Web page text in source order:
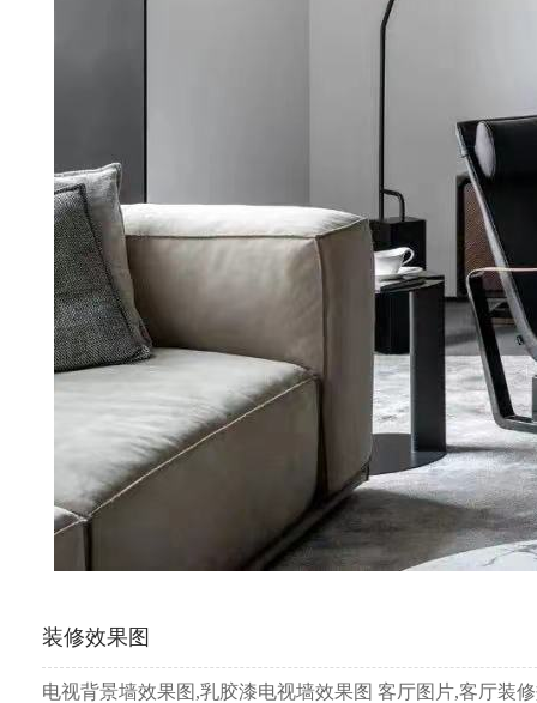
装修效果图
电视背景墙效果图,乳胶漆电视墙效果图 客厅图片,客厅装修效果